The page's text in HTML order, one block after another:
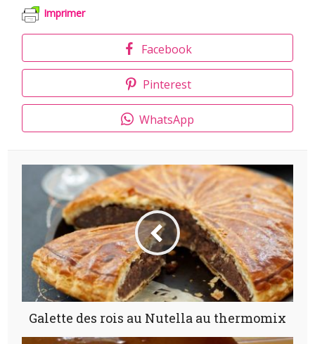
Imprimer
Facebook
Pinterest
WhatsApp
Galette des rois au Nutella au thermomix